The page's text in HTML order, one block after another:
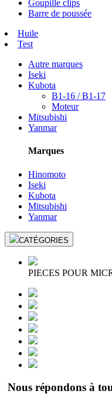
Goupille clips
Barre de poussée
Huile
Test
Autre marques
Iseki
Kubota
B1-16 / B1-17
Moteur
Mitsubishi
Yanmar
Marques
Hinomoto
Iseki
Kubota
Mitsubishi
Yanmar
CATÉGORIES
PIECES POUR
Nous répondons à